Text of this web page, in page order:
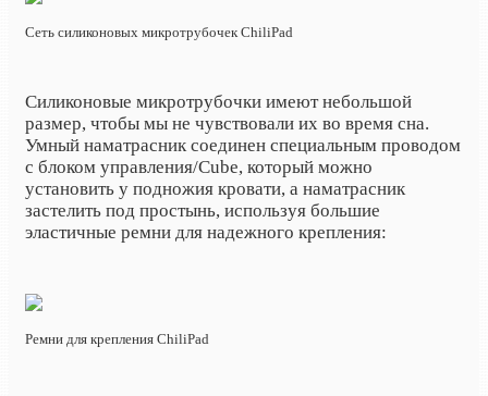
Сеть силиконовых микротрубочек ChiliPad
Силиконовые микротрубочки имеют небольшой
размер, чтобы мы не чувствовали их во время сна.
Умный наматрасник соединен специальным проводом
с блоком управления/Cube, который можно
установить у подножия кровати, а наматрасник
застелить под простынь, используя большие
эластичные ремни для надежного крепления:
Ремни для крепления ChiliPad